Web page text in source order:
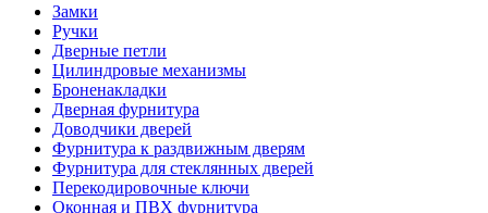
Замки
Ручки
Дверные петли
Цилиндровые механизмы
Броненакладки
Дверная фурнитура
Доводчики дверей
Фурнитура к раздвижным дверям
Фурнитура для стеклянных дверей
Перекодировочные ключи
Оконная и ПВХ фурнитура